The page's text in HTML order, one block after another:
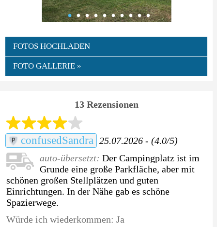
FOTOS HOCHLADEN
FOTO GALLERIE »
13 Rezensionen
confusedSandra 25.07.2026 - (4.0/5)
auto-übersetzt: Der Campingplatz ist im
Grunde eine große Parkfläche, aber mit
schönen großen Stellplätzen und guten
Einrichtungen. In der Nähe gab es schöne
Spazierwege.
Würde ich wiederkommen: Ja